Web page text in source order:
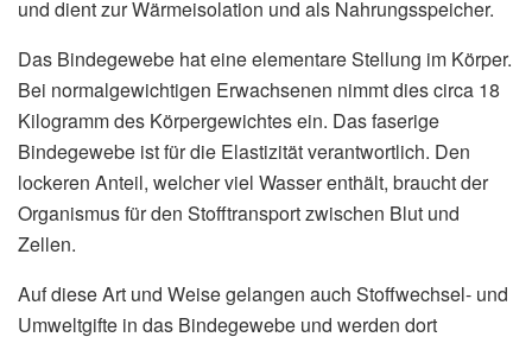
und dient zur Wärmeisolation und als Nahrungsspeicher.
Das Bindegewebe hat eine elementare Stellung im Körper.
Bei normalgewichtigen Erwachsenen nimmt dies circa 18
Kilogramm des Körpergewichtes ein. Das faserige
Bindegewebe ist für die Elastizität verantwortlich. Den
lockeren Anteil, welcher viel Wasser enthält, braucht der
Organismus für den Stofftransport zwischen Blut und
Zellen.
Auf diese Art und Weise gelangen auch Stoffwechsel- und
Umweltgifte in das Bindegewebe und werden dort